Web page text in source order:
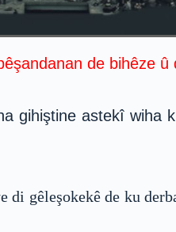
de bihêze
gihiştine astekî
gêleşokekê de ku